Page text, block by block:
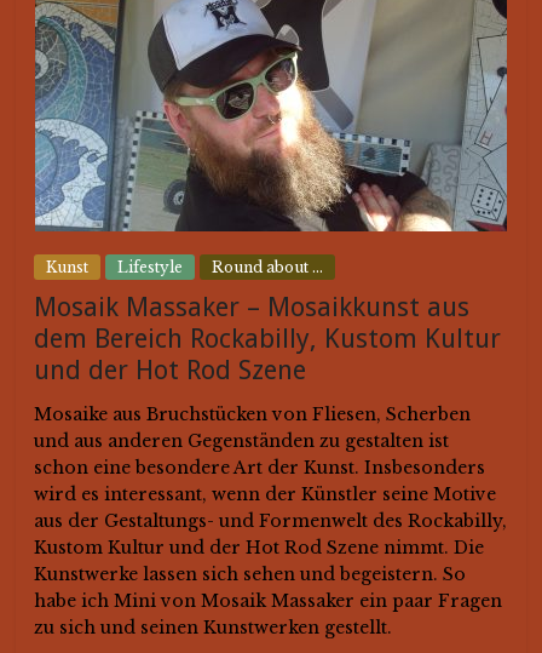
Hier die erste Folge von "Preston
on Tour". Preston führt es dieses
Mal zu den "The Blue Velvets" im
Tonelli's in Leipzig.
Preston On Tour
Preston on Tour – The
Firebirds & Trouble Ahead
Preston von TOM TWIST begibt
sich auf weite Reisen, um Kollegen
auf die Finger zu schauen und
Impressionen aus der deutschen
Rock'n'Roll-Landschaft zu
sammeln. Heute: "The Firebirds"
und "Trouble Ahead"!
Preston On Tour
Preston on Tour – The
Cashbags – Johnny Cash
Tribute
Kunst Lifestyle Round about ...
Mosaik Massaker – Mosaikkunst aus
dem Bereich Rockabilly, Kustom Kultur
und der Hot Rod Szene
Mosaike aus Bruchstücken von Fliesen, Scherben
und aus anderen Gegenständen zu gestalten ist
schon eine besondere Art der Kunst. Insbesonders
wird es interessant, wenn der Künstler seine Motive
aus der Gestaltungs- und Formenwelt des Rockabilly,
Kustom Kultur und der Hot Rod Szene nimmt. Die
Kunstwerke lassen sich sehen und begeistern. So
habe ich Mini von Mosaik Massaker ein paar Fragen
zu sich und seinen Kunstwerken gestellt.